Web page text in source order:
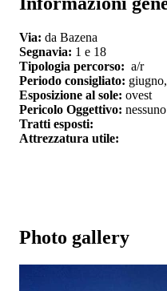
Via: da Bazena
Segnavia: 1 e 18
Tipologia percorso: a/r
Periodo consigliato:
Esposizione al sole: ovest
Pericolo Oggettivo: nessuno
Tratti esposti:
Attrezzatura utile:
Photo gallery